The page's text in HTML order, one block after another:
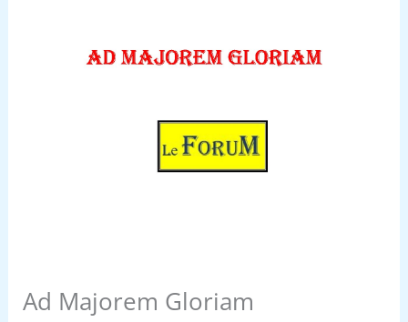
Ad Majorem Gloriam